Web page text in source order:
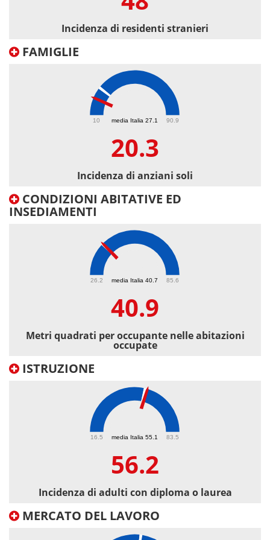
Incidenza di residenti stranieri
FAMIGLIE
media Italia 27.1
10 90.9
20.3
Incidenza di anziani soli
CONDIZIONI ABITATIVE ED
INSEDIAMENTI
media Italia 40.7
26.2 85.6
40.9
Metri quadrati per occupante nelle abitazioni
occupate
ISTRUZIONE
media Italia 55.1
16.5 83.5
56.2
Incidenza di adulti con diploma o laurea
MERCATO DEL LAVORO